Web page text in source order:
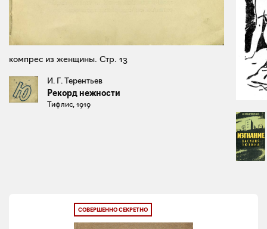
компрес из женщины. Стр. 13
И. Г. Терентьев
Рекорд нежности
Тифлис, 1919
СОВЕРШЕННО СЕКРЕТНО